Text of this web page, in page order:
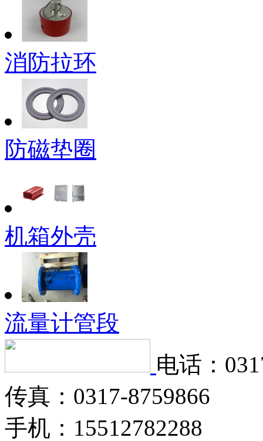
消防拉环
防磁垫圈
机箱外壳
流量计管段
电话：
传真：0317-8759866
手机：15512782288